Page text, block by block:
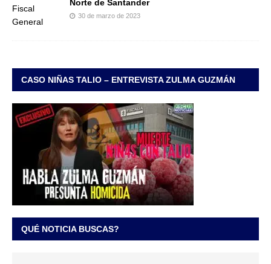
Norte de Santander
30 de marzo de 2023
CASO NIÑAS TALIO – ENTREVISTA ZULMA GUZMÁN
QUÉ NOTICIA BUSCAS?